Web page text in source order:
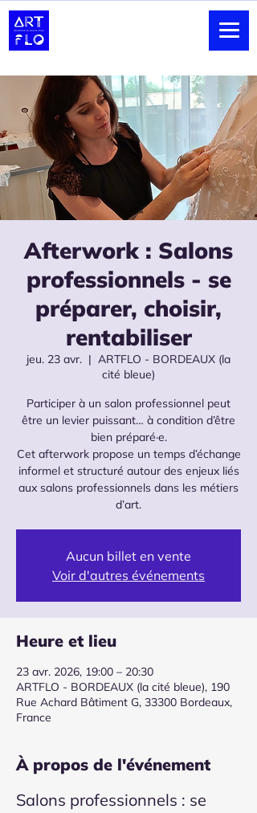
Afterwork : Salons
professionnels - se
préparer, choisir,
rentabiliser
jeu. 23 avr.
  |
ARTFLO - BORDEAUX (la
cité bleue)
Participer à un salon professionnel peut
être un levier puissant… à condition d’être
bien préparé·e.
Cet afterwork propose un temps d’échange
informel et structuré autour des enjeux liés
aux salons professionnels dans les métiers
d’art.
Aucun billet en vente
Voir d'autres événements
Heure et lieu
23 avr. 2026, 19:00 – 20:30
ARTFLO - BORDEAUX (la cité bleue), 190
Rue Achard Bâtiment G, 33300 Bordeaux,
France
À propos de l'événement
Salons professionnels : se